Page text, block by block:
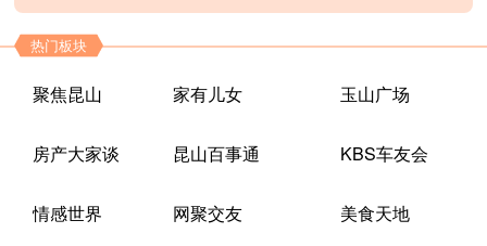
热门板块
聚焦昆山 家有儿女 玉山广场
房产大家谈 昆山百事通 KBS车友会
情感世界 网聚交友 美食天地